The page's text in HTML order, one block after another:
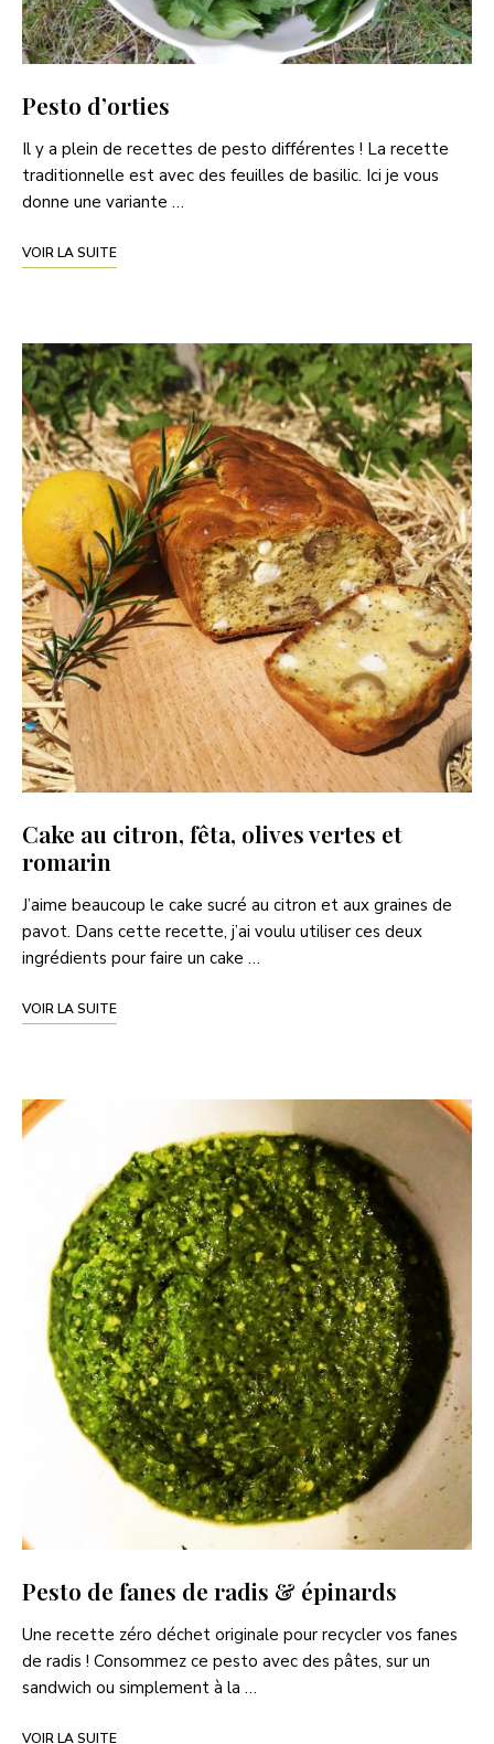
Pesto d’orties
Il y a plein de recettes de pesto différentes ! La recette
traditionnelle est avec des feuilles de basilic. Ici je vous
donne une variante …
VOIR LA SUITE
Cake au citron, fêta, olives vertes et
romarin
J’aime beaucoup le cake sucré au citron et aux graines de
pavot. Dans cette recette, j’ai voulu utiliser ces deux
ingrédients pour faire un cake …
VOIR LA SUITE
Pesto de fanes de radis & épinards
Une recette zéro déchet originale pour recycler vos fanes
de radis ! Consommez ce pesto avec des pâtes, sur un
sandwich ou simplement à la …
VOIR LA SUITE